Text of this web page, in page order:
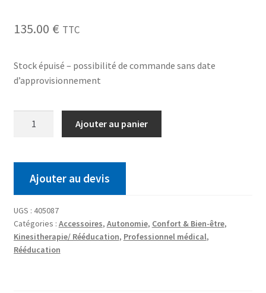
135.00 € TTC
Stock épuisé – possibilité de commande sans date
d’approvisionnement
Ajouter au panier
Ajouter au devis
UGS : 405087
Catégories : Accessoires, Autonomie, Confort & Bien-être,
Kinesitherapie/ Rééducation, Professionnel médical,
Rééducation